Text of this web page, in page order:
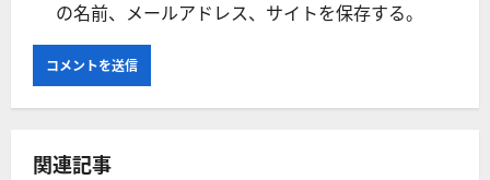
の名前、メールアドレス、サイトを保存する。
関連記事